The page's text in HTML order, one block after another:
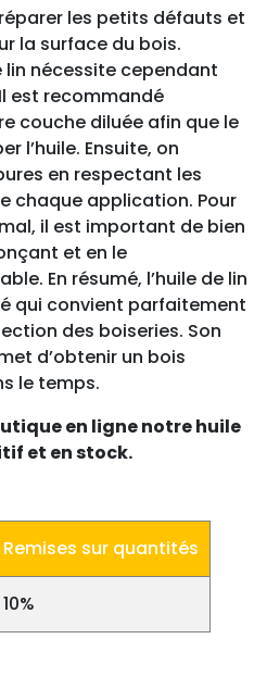
les petits défauts et
la surface du bois.
lin nécessite cependant
est recommandé
couche diluée afin que le
l’huile. Ensuite, on
en respectant les
chaque application. Pour
il est important de bien
et en le
En résumé, l’huile de lin
qui convient parfaitement
des boiseries. Son
d’obtenir un bois
le temps.
en ligne notre huile
et en stock.
Remises sur quantités
10%